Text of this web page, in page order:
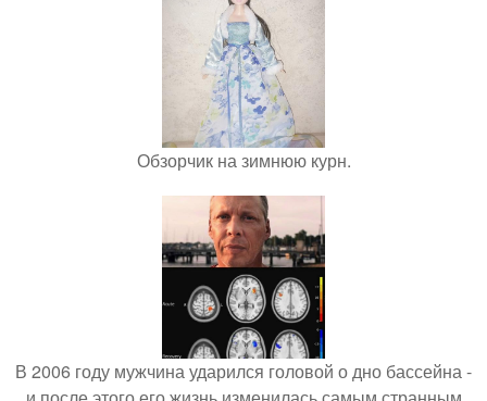
Обзорчик на зимнюю курн.
В 2006 году мужчина ударился головой о дно бассейна -